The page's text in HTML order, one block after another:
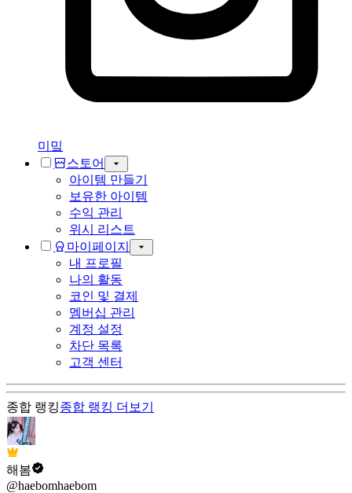
미밐
스토어
아이템 만들기
보유한 아이템
수익 관리
위시 리스트
마이페이지
내 프로필
나의 활동
코인 및 결제
멤버십 관리
계정 설정
차단 목록
고객 센터
종합 랭킹종합 랭킹 더보기
해봄
@haebomhaebom